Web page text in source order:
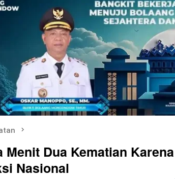
Menit Dua Kematian
Nasional